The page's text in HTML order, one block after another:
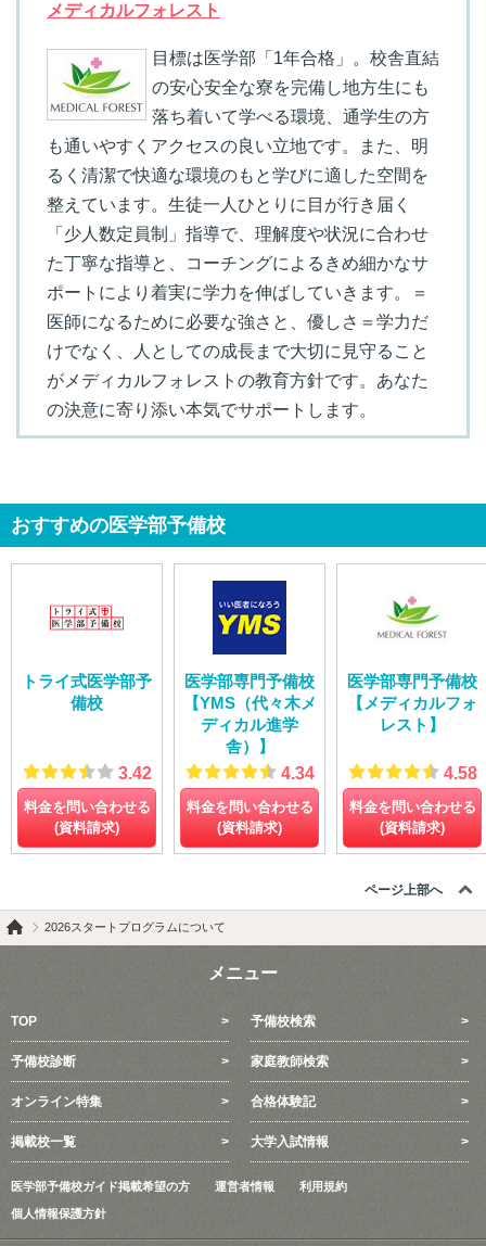
メディカルフォレスト
目標は医学部「1年合格」。校舎直結
の安心安全な寮を完備し地方生にも
落ち着いて学べる環境、通学生の方
も通いやすくアクセスの良い立地です。また、明
るく清潔で快適な環境のもと学びに適した空間を
整えています。生徒一人ひとりに目が行き届く
「少人数定員制」指導で、理解度や状況に合わせ
た丁寧な指導と、コーチングによるきめ細かなサ
ポートにより着実に学力を伸ばしていきます。＝
医師になるために必要な強さと、優しさ＝学力だ
けでなく、人としての成長まで大切に見守ること
がメディカルフォレストの教育方針です。あなた
の決意に寄り添い本気でサポートします。
おすすめの医学部予備校
トライ式医学部予
備校
3.42
料金を問い合わせる
(資料請求)
医学部専門予備校
【YMS（代々木メ
ディカル進学
舎）】
4.34
料金を問い合わせる
(資料請求)
医学部専門予備校
【メディカルフォ
レスト】
4.58
料金を問い合わせる
(資料請求)
ページ上部へ
2026スタートプログラムについて
メニュー
TOP 予備校検索
予備校診断 家庭教師検索
オンライン特集 合格体験記
掲載校一覧 大学入試情報
医学部予備校ガイド掲載希望の方 運営者情報 利用規約
個人情報保護方針